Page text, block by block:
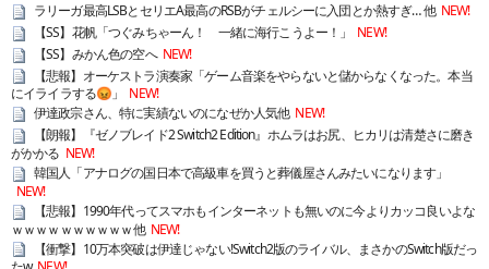
ラリーガ最高LSBとセリエA最高のRSBがチェルシーに入団とか熱すぎ… 他 NEW!
【SS】花帆「つぐみちゃーん！ 一緒に海行こうよー！」
NEW!
【SS】みかん色の空へ NEW!
【悲報】オーケストラ演奏家「ゲーム音楽をやらないと儲からなくなった。本当
にイライラする😡」
NEW!
伊達政宗さん、特に実績ないのになぜか人気他 NEW!
【朗報】『ゼノブレイド2 Switch2 Edition』ホムラはお尻、ヒカリは清楚さに磨き
がかかる NEW!
韓国人「アナログの国日本で高級車を買うと葬儀屋さんみたいになります」
NEW!
【悲報】1990年代ってスマホもインターネットも無いのに今よりカッコ良いよな
ｗｗｗｗｗｗｗｗｗｗ他 NEW!
【衝撃】10万本突破は伊達じゃない!Switch2版のライバル、まさかのSwitch版だっ